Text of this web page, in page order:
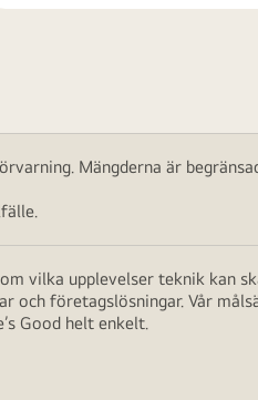
Mängderna är
vilka upplevelser teknik kan
och företagslösningar. Vår
Good helt enkelt.